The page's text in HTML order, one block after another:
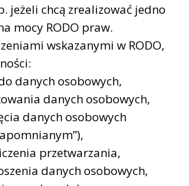
jeżeli chcą zrealizować jedno
mocy RODO praw.
wskazanymi w RODO,
danych osobowych,
danych osobowych,
danych osobowych
przetwarzania,
danych osobowych,